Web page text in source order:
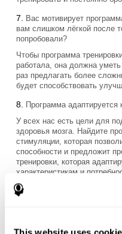
This website uses
Вас мотивирует
вам слишком лёгкой после
попробовали?
Чтобы программа
работала, она должна
раз предлагать более
будет способствовать
Программа
У всех нас есть цели для
здоровья мозга. Найдите
стимуляции, которая
способности и предложит
тренировки, которая
характеристикам и
кратковременный